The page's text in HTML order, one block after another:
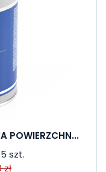
POWIERZCHN...
szt.
zł